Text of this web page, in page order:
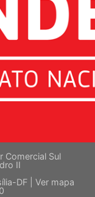
Comercial Sul
II
DF | Ver mapa